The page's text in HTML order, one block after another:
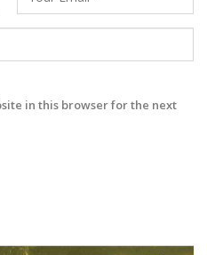
in this browser for the next